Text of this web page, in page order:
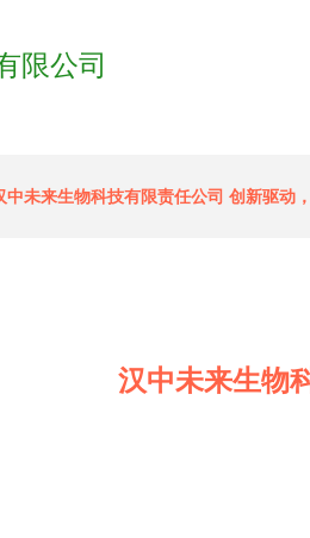
限公司
中未来生物科技有限责任公司 创新驱动
汉中未来生物